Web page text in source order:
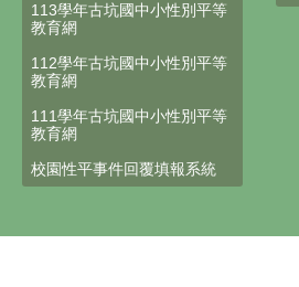
113學年古坑國中小性別平等
教育網
112學年古坑國中小性別平等
教育網
111學年古坑國中小性別平等
教育網
校園性平事件回覆填報系統